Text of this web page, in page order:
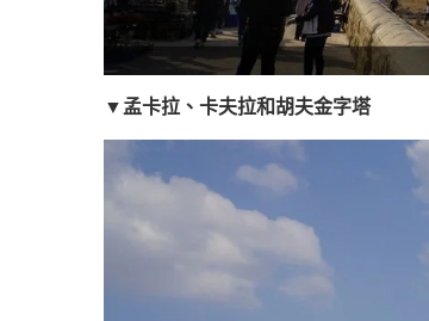
▼孟卡拉、卡夫拉和胡夫金字塔